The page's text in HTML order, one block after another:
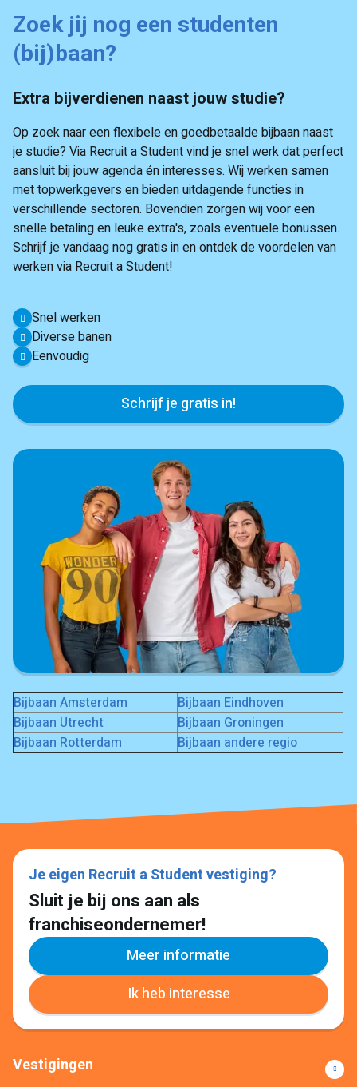
Zoek jij nog een studenten
(bij)baan?
Extra bijverdienen naast jouw studie?
Op zoek naar een flexibele en goedbetaalde bijbaan naast
je studie? Via Recruit a Student vind je snel werk dat perfect
aansluit bij jouw agenda én interesses. Wij werken samen
met topwerkgevers en bieden uitdagende functies in
verschillende sectoren. Bovendien zorgen wij voor een
snelle betaling en leuke extra's, zoals eventuele bonussen.
Schrijf je vandaag nog gratis in en ontdek de voordelen van
werken via Recruit a Student!
Snel werken
Diverse banen
Eenvoudig
Schrijf je gratis in!
Bijbaan Amsterdam
Bijbaan Eindhoven
Bijbaan Utrecht
Bijbaan Groningen
Bijbaan Rotterdam
Bijbaan andere regio
Je eigen Recruit a Student vestiging?
Sluit je bij ons aan als
franchiseondernemer!
Meer informatie
Ik heb interesse
Vestigingen